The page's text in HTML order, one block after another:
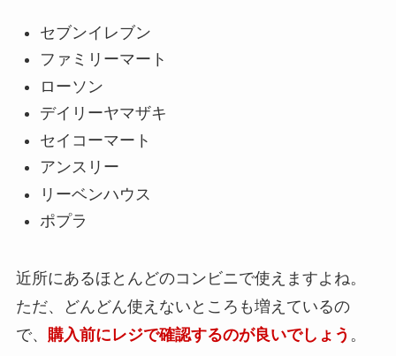
セブンイレブン
ファミリーマート
ローソン
デイリーヤマザキ
セイコーマート
アンスリー
リーベンハウス
ポプラ
近所にあるほとんどのコンビニで使えますよね。
ただ、どんどん使えないところも増えているの
で、 購入前にレジで確認するのが良いでしょう 。